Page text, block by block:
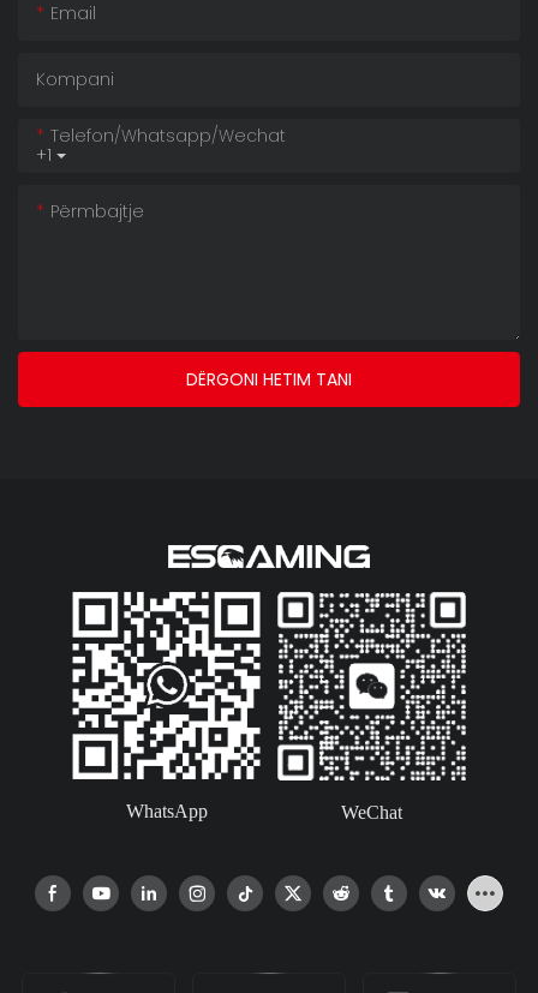
Email
Kompani
+1
Telefon/whatsapp/wechat
Përmbajtje
DËRGONI HETIM TANI
WhatsApp WeChat